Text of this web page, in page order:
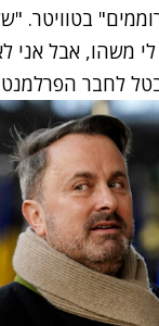
בטוויטר.
משהו, אבל אני
לחבר הפרלמנט